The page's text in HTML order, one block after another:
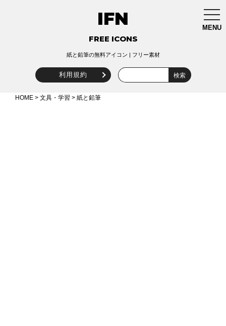
MENU
IFN
FREE ICONS
紙と鉛筆の無料アイコン | フリー素材
利用規約
HOME > 文具・学習 > 紙と鉛筆